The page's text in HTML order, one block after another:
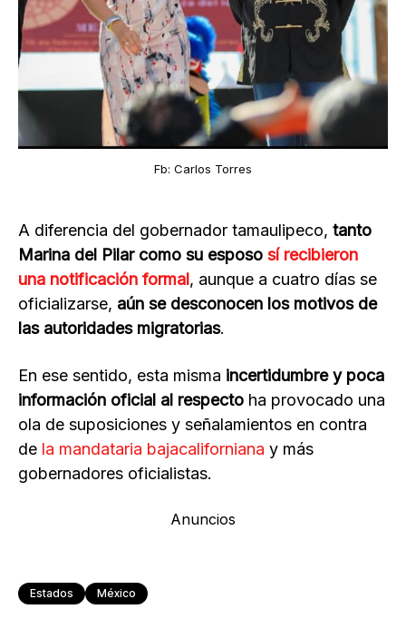
Fb: Carlos Torres
A diferencia del gobernador tamaulipeco, tanto
Marina del Pilar como su esposo sí recibieron
una notificación formal, aunque a cuatro días se
oficializarse, aún se desconocen los motivos de
las autoridades migratorias.
En ese sentido, esta misma incertidumbre y poca
información oficial al respecto ha provocado una
ola de suposiciones y señalamientos en contra
de la mandataria bajacaliforniana y más
gobernadores oficialistas.
Anuncios
Estados México